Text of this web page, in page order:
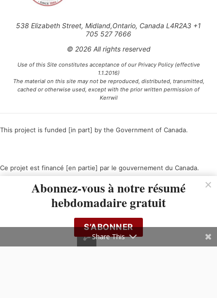
538 Elizabeth Street, Midland,Ontario, Canada L4R2A3 +1
705 527 7666
© 2026 All rights reserved
Use of this Site constitutes acceptance of our Privacy Policy (effective
1.1.2016)
The material on this site may not be reproduced, distributed, transmitted,
cached or otherwise used, except with the prior written permission of
Kerrwil
This project is funded [in part] by the Government of Canada.
Ce projet est financé [en partie] par le gouvernement du Canada.
Abonnez-vous à notre résumé
hebdomadaire gratuit
S’ABONNER
Share This